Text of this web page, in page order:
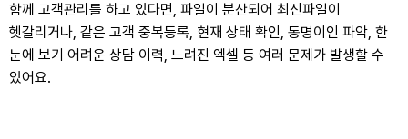
함께 고객관리를 하고 있다면, 파일이 분산되어 최신파일이
헷갈리거나, 같은 고객 중복등록, 현재 상태 확인, 동명이인 파악, 한
눈에 보기 어려운 상담 이력, 느려진 엑셀 등 여러 문제가 발생할 수
있어요.